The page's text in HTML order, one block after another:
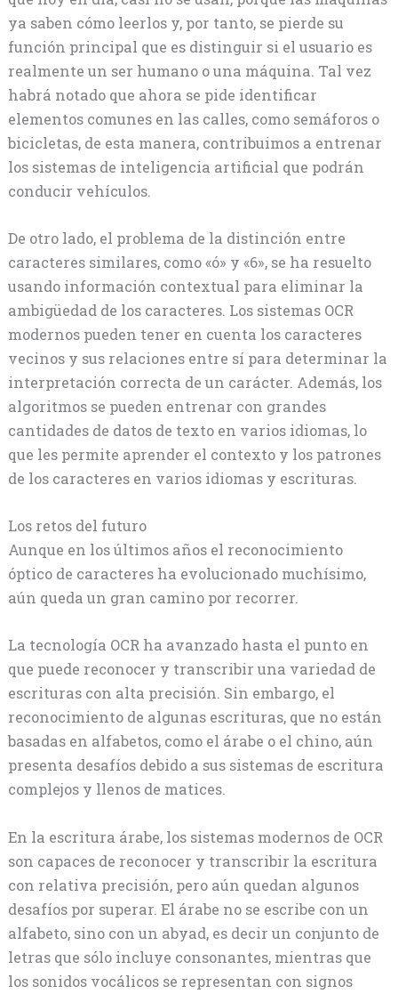
ya saben cómo leerlos y, por tanto, se pierde su
función principal que es distinguir si el usuario es
realmente un ser humano o una máquina. Tal vez
habrá notado que ahora se pide identificar
elementos comunes en las calles, como semáforos o
bicicletas, de esta manera, contribuimos a entrenar
los sistemas de inteligencia artificial que podrán
conducir vehículos.
De otro lado, el problema de la distinción entre
caracteres similares, como «ó» y «6», se ha resuelto
usando información contextual para eliminar la
ambigüedad de los caracteres. Los sistemas OCR
modernos pueden tener en cuenta los caracteres
vecinos y sus relaciones entre sí para determinar la
interpretación correcta de un carácter. Además, los
algoritmos se pueden entrenar con grandes
cantidades de datos de texto en varios idiomas, lo
que les permite aprender el contexto y los patrones
de los caracteres en varios idiomas y escrituras.
Los retos del futuro
Aunque en los últimos años el reconocimiento
óptico de caracteres ha evolucionado muchísimo,
aún queda un gran camino por recorrer.
La tecnología OCR ha avanzado hasta el punto en
que puede reconocer y transcribir una variedad de
escrituras con alta precisión. Sin embargo, el
reconocimiento de algunas escrituras, que no están
basadas en alfabetos, como el árabe o el chino, aún
presenta desafíos debido a sus sistemas de escritura
complejos y llenos de matices.
En la escritura árabe, los sistemas modernos de OCR
son capaces de reconocer y transcribir la escritura
con relativa precisión, pero aún quedan algunos
desafíos por superar. El árabe no se escribe con un
alfabeto, sino con un abyad, es decir un conjunto de
letras que sólo incluye consonantes, mientras que
los sonidos vocálicos se representan con signos